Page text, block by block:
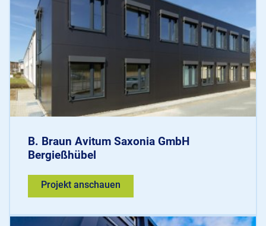
B. Braun Avitum Saxonia GmbH
Bergießhübel
Projekt anschauen